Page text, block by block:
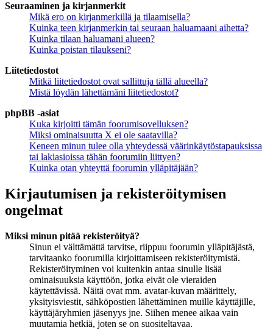
Seuraaminen ja kirjanmerkit
Mikä ero on kirjanmerkillä ja tilaamisella?
Kuinka teen kirjanmerkin tai seuraan haluamaani aihetta?
Kuinka tilaan haluamani alueen?
Kuinka poistan tilaukseni?
Liitetiedostot
Mitkä liitetiedostot ovat sallittuja tällä alueella?
Mistä löydän lähettämäni liitetiedostot?
phpBB -asiat
Kuka kirjoitti tämän foorumisovelluksen?
Miksi ominaisuutta X ei ole saatavilla?
Keneen minun tulee olla yhteydessä väärinkäytöstapauksissa
tai lakiasioissa tähän foorumiin liittyen?
Kuinka otan yhteyttä foorumin ylläpitäjään?
Kirjautumisen ja rekisteröitymisen
ongelmat
Miksi minun pitää rekisteröityä?
Sinun ei välttämättä tarvitse, riippuu foorumin ylläpitäjästä,
tarvitaanko foorumilla kirjoittamiseen rekisteröitymistä.
Rekisteröityminen voi kuitenkin antaa sinulle lisää
ominaisuuksia käyttöön, jotka eivät ole vieraiden
käytettävissä. Näitä ovat mm. avatar-kuvan määrittely,
yksityisviestit, sähköpostien lähettäminen muille käyttäjille,
käyttäjäryhmien jäsenyys jne. Siihen menee aikaa vain
muutamia hetkiä, joten se on suositeltavaa.